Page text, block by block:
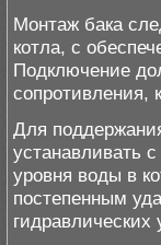
Монтаж бака
котла, с
Подключение
сопротивления,
Для
устанавливать
уровня воды в
постепенным
гидравлических